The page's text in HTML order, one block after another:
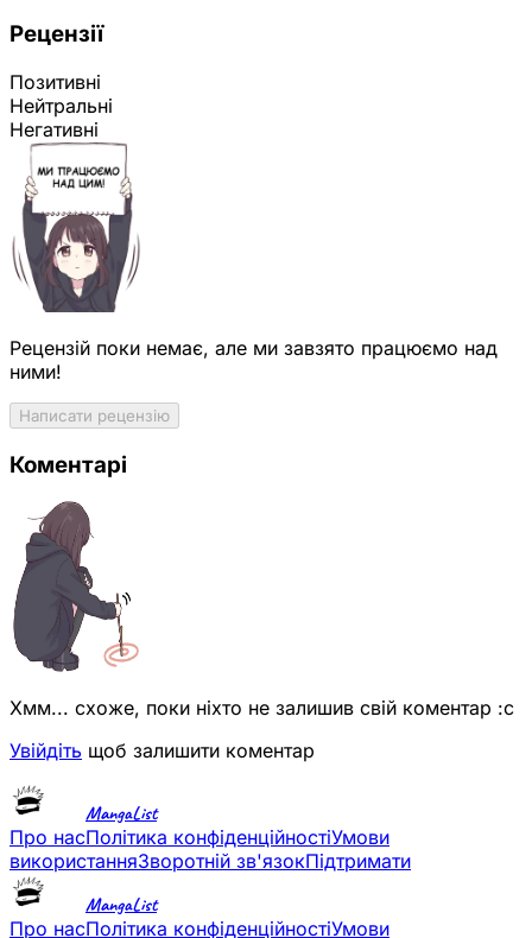
Рецензії
Позитивні
Нейтральні
Негативні
Рецензій поки немає, але ми завзято працюємо над
ними!
Написати рецензію
Коментарі
Хмм... схоже, поки ніхто не залишив свій коментар :с
Увійдіть щоб залишити коментар
MangaList
Про насПолітика конфіденційностіУмови
використанняЗворотній зв'язокПідтримати
MangaList
Про насПолітика конфіденційностіУмови